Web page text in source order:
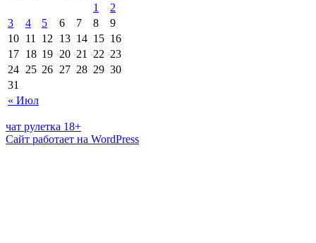
« Июл
1
2
3
4 5 6 7 8
9
10 11 12 13 14 15 16
17 18 19 20 21 22 23
24 25 26 27 28 29 30
31
чат рулетка 18+
Сайт работает на WordPress